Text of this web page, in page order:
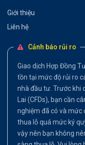
Giới thiệu
Liên hệ
Cảnh báo rủi ro
Giao dịch Hợp Đồng
tồn tại mức độ rủi ro
nhà đầu tư. Trước khi
Lai (CFDs), bạn cần
nghiệm đã có và mức
thua lỗ quá mức ký
vậy nên bạn không